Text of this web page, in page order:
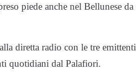
piede anche nel Bellunese da
diretta radio con le tre emittenti
quotidiani dal Palafiori.